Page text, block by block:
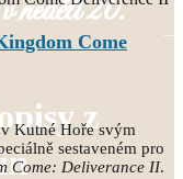
neděli 20.
z
Come
Kutné Hoře svým
sestaveném pro
Come: Deliverance II.